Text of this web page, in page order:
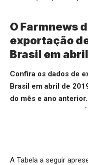
O Farmnews
exportação
Brasil em
Confira os dados de
Brasil em abril de
do mês e ano anterior.
-
A Tabela a seguir